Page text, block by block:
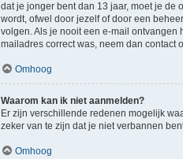
dat je jonger bent dan 13 jaar, moet je de
wordt, ofwel door jezelf of door een
volgen. Als je nooit een e-mail ontvangen
mailadres correct was, neem dan contact
Omhoog
Waarom kan ik niet aanmelden?
Er zijn verschillende redenen mogelijk
zeker van te zijn dat je niet verbannen
Omhoog